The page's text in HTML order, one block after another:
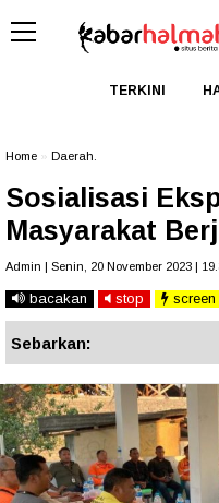
TERKINI
Home Daerah.
Sosialisasi
Masyarakat
Admin | Senin, 20 November 2023 |
bacakan stop screen
Sebarkan: